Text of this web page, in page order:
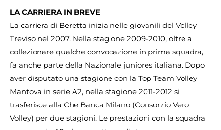
LA CARRIERA IN BREVE
La carriera di Beretta inizia nelle giovanili del Volley
Treviso nel 2007. Nella stagione 2009-2010, oltre a
collezionare qualche convocazione in prima squadra,
fa anche parte della Nazionale juniores italiana. Dopo
aver disputato una stagione con la Top Team Volley
Mantova in serie A2, nella stagione 2011-2012 si
trasferisce alla Che Banca Milano (Consorzio Vero
Volley) per due stagioni. Le prestazioni con la squadra